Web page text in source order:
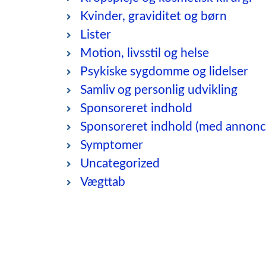
Kvinder, graviditet og børn
Lister
Motion, livsstil og helse
Psykiske sygdomme og lidelser
Samliv og personlig udvikling
Sponsoreret indhold
Sponsoreret indhold (med
Symptomer
Uncategorized
Vægttab